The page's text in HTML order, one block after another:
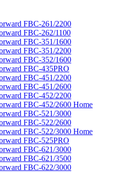
FBC-261/2200
FBC-262/1100
FBC-351/1600
FBC-351/2200
FBC-352/1600
FBC-435PRO
FBC-451/2200
FBC-451/2600
FBC-452/2200
FBC-452/2600 Home
FBC-521/3000
FBC-522/2600
FBC-522/3000 Home
FBC-525PRO
FBC-621/3000
FBC-621/3500
FBC-622/3000